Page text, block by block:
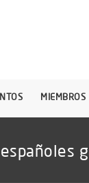
MIEMBROS